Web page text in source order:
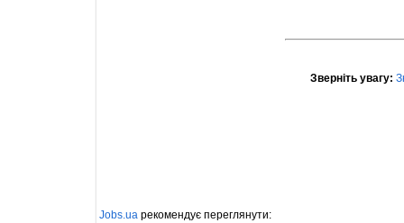
Зверніть увагу:
Jobs.ua рекомендує переглянути: